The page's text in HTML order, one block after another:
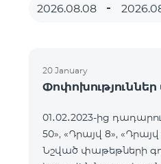
20 January
01․02․2023-ից
50», «Դրայվ 8»,
Նշված փաթեթների